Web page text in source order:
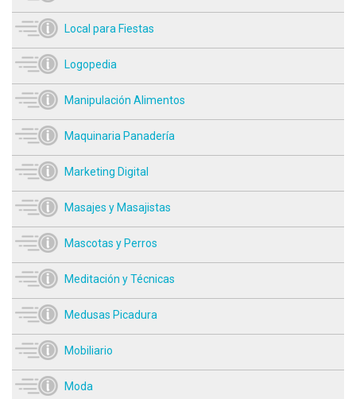
Local para Fiestas
Logopedia
Manipulación Alimentos
Maquinaria Panadería
Marketing Digital
Masajes y Masajistas
Mascotas y Perros
Meditación y Técnicas
Medusas Picadura
Mobiliario
Moda